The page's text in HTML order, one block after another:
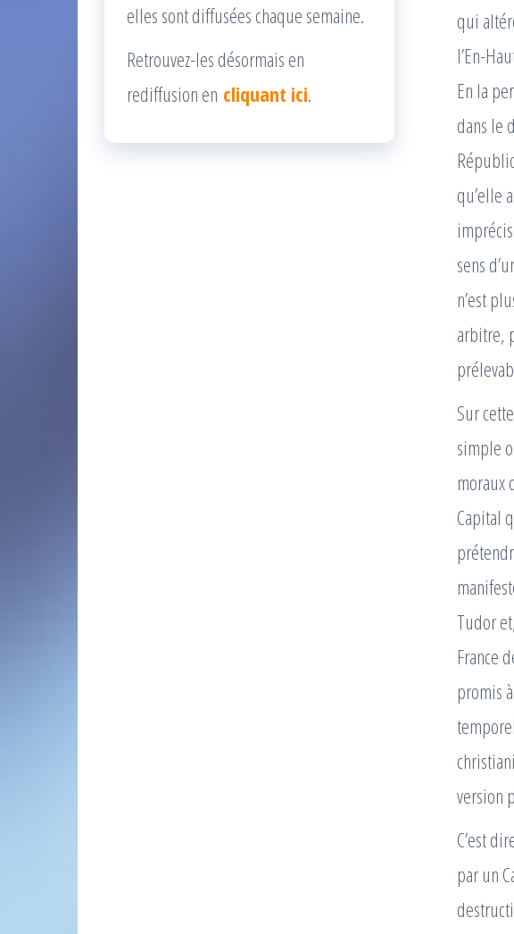
qui
l’En-
En la
dans le
qu’elle
sens
n’est
arbitre,
Sur
simple
moraux
Capital
Tudor
France
promis
version
C’est
par un
elles sont diffusées chaque semaine.
Retrouvez-les désormais en
rediffusion en cliquant ici.